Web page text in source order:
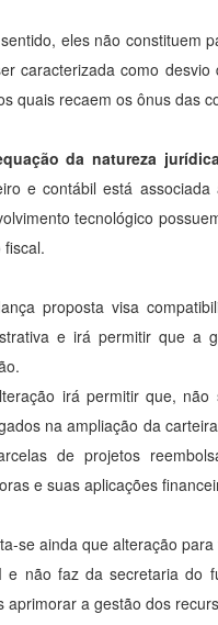
eles não constituem
caracterizada como
quais recaem os ônus das
da natureza
e contábil está
tecnológico
fiscal.
proposta visa
e irá permitir que a
irá permitir que,
na ampliação da
de projetos
e suas aplicações
se ainda que alteração
e não faz da secretaria do
aprimorar a gestão dos